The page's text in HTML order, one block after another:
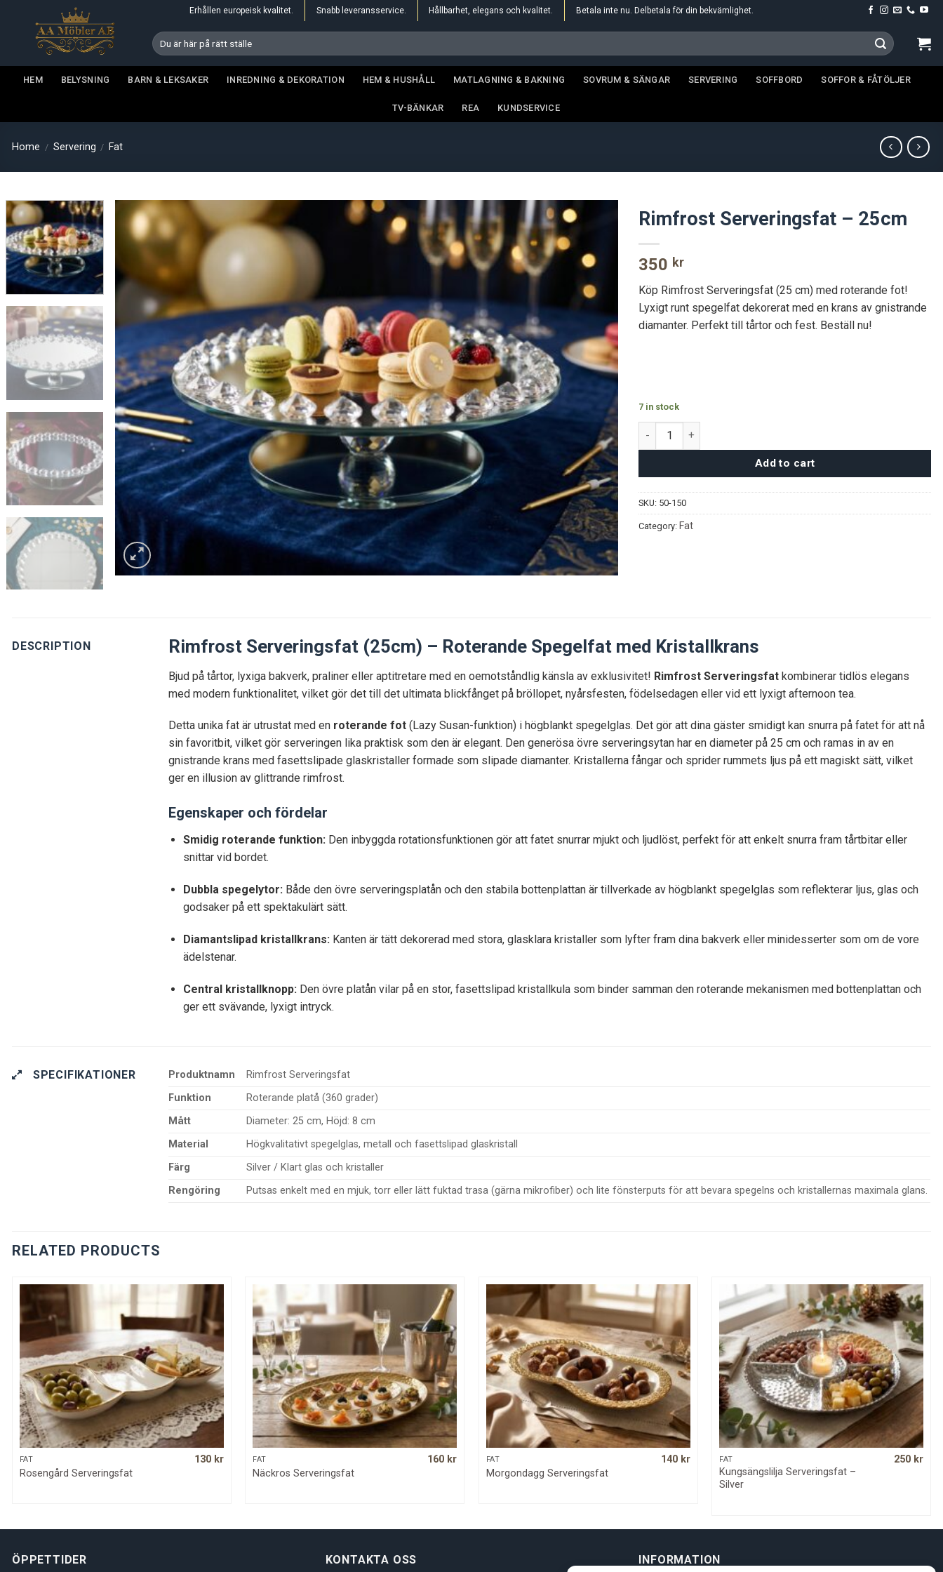
Erhållen europeisk kvalitet. Snabb leveransservice. Hållbarhet, elegans och kvalitet. Betala inte nu. Delbetala för din bekvämlighet.
Search
for:
HEM BELYSNING BARN & LEKSAKER INREDNING & DEKORATION HEM & HUSHÅLL MATLAGNING & BAKNING SOVRUM & SÄNGAR SERVERING SOFFBORD SOFFOR & FÅTÖLJER
TV-BÄNKAR REA KUNDSERVICE
Home / Servering / Fat
Rimfrost Serveringsfat – 25cm
350 kr
Köp Rimfrost Serveringsfat (25 cm) med roterande fot!
Lyxigt runt spegelfat dekorerat med en krans av gnistrande
diamanter. Perfekt till tårtor och fest. Beställ nu!
7 in stock
Rimfrost Serveringsfat - 25cm quantity
Add to cart
SKU: 50-150
Category: Fat
DESCRIPTION Rimfrost Serveringsfat (25cm) – Roterande Spegelfat med Kristallkrans
Bjud på tårtor, lyxiga bakverk, praliner eller aptitretare med en oemotståndlig känsla av exklusivitet! Rimfrost Serveringsfat kombinerar tidlös elegans
med modern funktionalitet, vilket gör det till det ultimata blickfånget på bröllopet, nyårsfesten, födelsedagen eller vid ett lyxigt afternoon tea.
Detta unika fat är utrustat med en roterande fot (Lazy Susan-funktion) i högblankt spegelglas. Det gör att dina gäster smidigt kan snurra på fatet för att nå
sin favoritbit, vilket gör serveringen lika praktisk som den är elegant. Den generösa övre serveringsytan har en diameter på 25 cm och ramas in av en
gnistrande krans med fasettslipade glaskristaller formade som slipade diamanter. Kristallerna fångar och sprider rummets ljus på ett magiskt sätt, vilket
ger en illusion av glittrande rimfrost.
Egenskaper och fördelar
Smidig roterande funktion: Den inbyggda rotationsfunktionen gör att fatet snurrar mjukt och ljudlöst, perfekt för att enkelt snurra fram tårtbitar eller
snittar vid bordet.
Dubbla spegelytor: Både den övre serveringsplatån och den stabila bottenplattan är tillverkade av högblankt spegelglas som reflekterar ljus, glas och
godsaker på ett spektakulärt sätt.
Diamantslipad kristallkrans: Kanten är tätt dekorerad med stora, glasklara kristaller som lyfter fram dina bakverk eller minidesserter som om de vore
ädelstenar.
Central kristallknopp: Den övre platån vilar på en stor, fasettslipad kristallkula som binder samman den roterande mekanismen med bottenplattan och
ger ett svävande, lyxigt intryck.
SPECIFIKATIONER Produktnamn
Rimfrost Serveringsfat
Funktion
Roterande platå (360 grader)
Mått
Diameter: 25 cm, Höjd: 8 cm
Material
Högkvalitativt spegelglas, metall och fasettslipad glaskristall
Färg
Silver / Klart glas och kristaller
Rengöring
Putsas enkelt med en mjuk, torr eller lätt fuktad trasa (gärna mikrofiber) och lite fönsterputs för att bevara spegelns och kristallernas maximala glans.
RELATED PRODUCTS
FAT
Rosengård Serveringsfat
130 kr FAT
Näckros Serveringsfat
160 kr FAT
Morgondagg Serveringsfat
140 kr FAT
Kungsängslilja Serveringsfat –
Silver
250 kr
ÖPPETTIDER KONTAKTA OSS INFORMATION